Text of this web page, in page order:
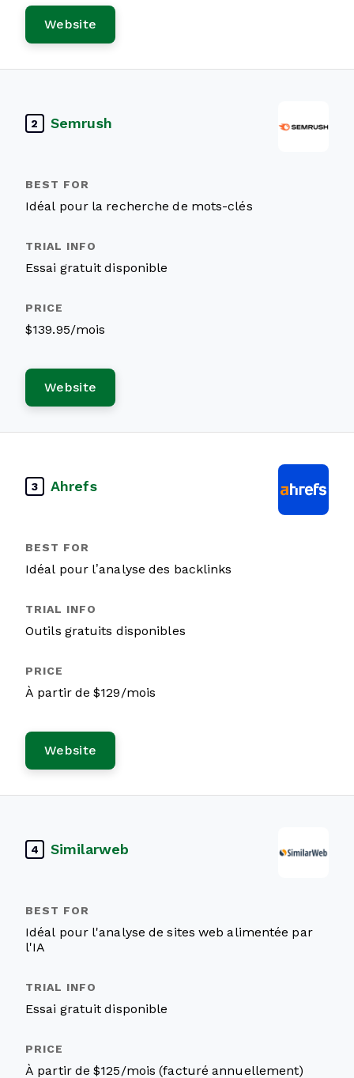
Website
2 Semrush
Idéal pour la recherche de mots-clés
Essai gratuit disponible
$139.95/mois
Website
3 Ahrefs
Idéal pour l’analyse des backlinks
Outils gratuits disponibles
À partir de $129/mois
Website
4 Similarweb
Idéal pour l'analyse de sites web alimentée par
l'IA
Essai gratuit disponible
À partir de $125/mois (facturé annuellement)